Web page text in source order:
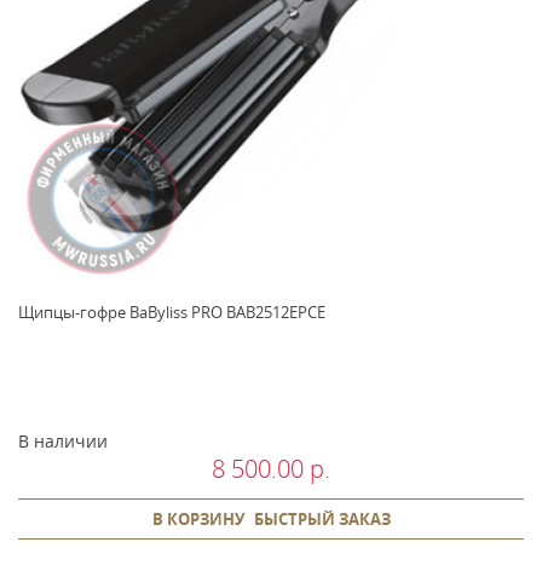
Щипцы-гофре BaByliss PRO BAB2512EPCE
В наличии
8 500.00 р.
В КОРЗИНУ БЫСТРЫЙ ЗАКАЗ